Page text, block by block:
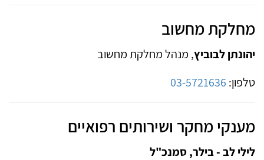
מחלקת מחשוב
יהונתן לבוביץ, מנהל מחלקת מחשוב
טלפון: 03-5721636
מענקי מחקר ושירותים רפואיים
לילי לב - בילר, סמנכ"ל